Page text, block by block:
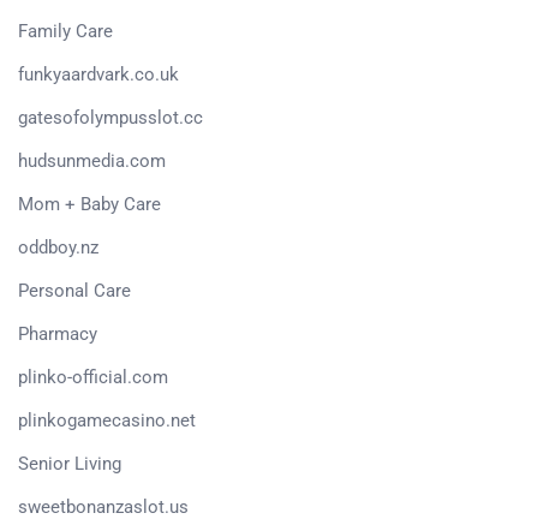
Family Care
funkyaardvark.co.uk
gatesofolympusslot.cc
hudsunmedia.com
Mom + Baby Care
oddboy.nz
Personal Care
Pharmacy
plinko-official.com
plinkogamecasino.net
Senior Living
sweetbonanzaslot.us